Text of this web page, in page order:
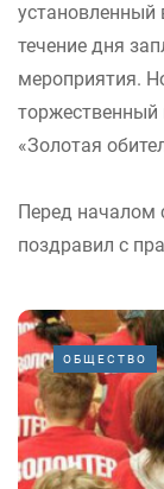
установленный
течение дня
мероприятия.
торжественный
«Золотая
Перед началом
поздравил с
ОБЩЕСТВО